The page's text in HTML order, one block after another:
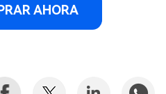
AHORA